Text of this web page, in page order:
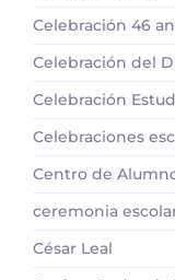
Celebración 46
Celebración del
Celebración
Celebraciones
Centro de
ceremonia
César Leal